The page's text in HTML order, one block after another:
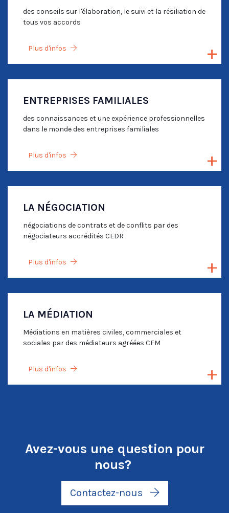
des conseils sur l'élaboration, le suivi et la résiliation de
tous vos accords
Plus d'infos
ENTREPRISES FAMILIALES
des connaissances et une expérience professionnelles
dans le monde des entreprises familiales
Plus d'infos
LA NÉGOCIATION
négociations de contrats et de conflits par des
négociateurs accrédités CEDR
Plus d'infos
LA MÉDIATION
Médiations en matières civiles, commerciales et
sociales par des médiateurs agréées CFM
Plus d'infos
Avez-vous une question pour
nous?
Contactez-nous